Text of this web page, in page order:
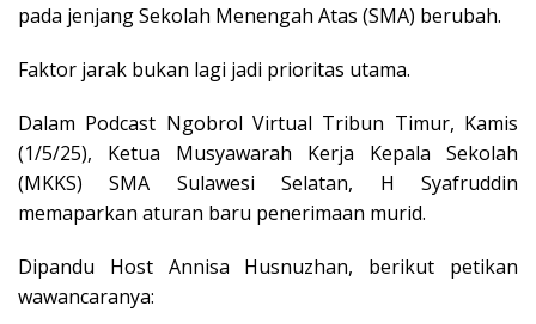
pada jenjang Sekolah Menengah Atas (SMA) berubah.
Faktor jarak bukan lagi jadi prioritas utama.
Dalam Podcast Ngobrol Virtual Tribun Timur, Kamis
(1/5/25), Ketua Musyawarah Kerja Kepala Sekolah
(MKKS) SMA Sulawesi Selatan, H Syafruddin
memaparkan aturan baru penerimaan murid.
Dipandu Host Annisa Husnuzhan, berikut petikan
wawancaranya: